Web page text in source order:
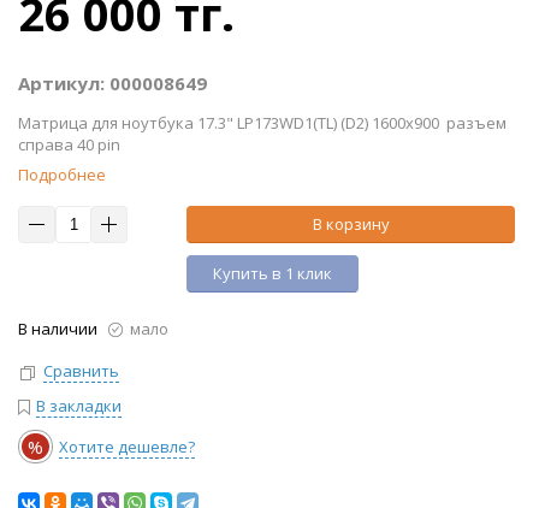
26 000 тг.
Артикул: 000008649
Матрица для ноутбука 17.3" LP173WD1(TL) (D2) 1600x900 разъем
справа 40 pin
Подробнее
В корзину
Купить в 1 клик
В наличии
мало
Сравнить
В закладки
% Хотите дешевле?